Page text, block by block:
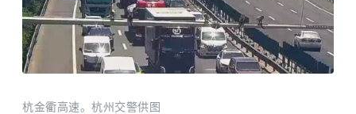
杭金衢高速。杭州交警供图